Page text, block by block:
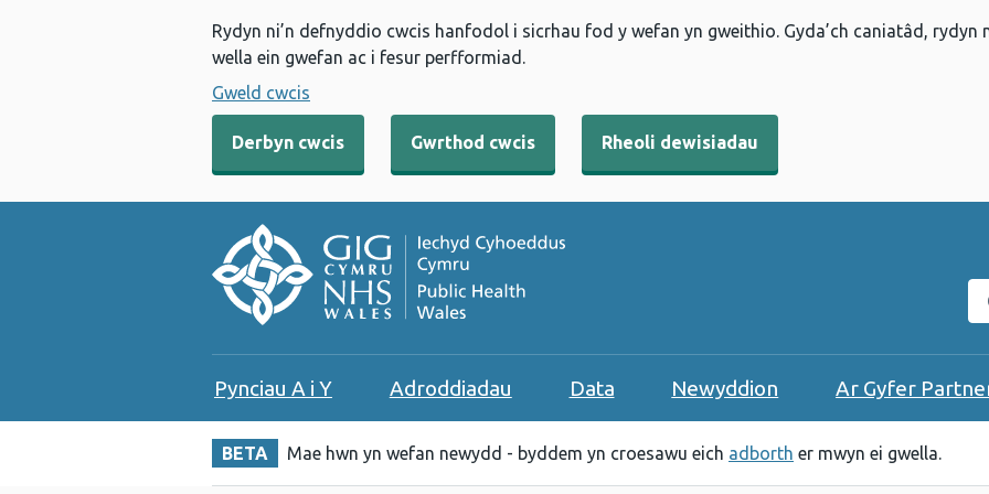
Rydyn ni’n defnyddio cwcis hanfodol i sicrhau fod y wefan yn gweithio. Gyda’ch caniatâd,
wella ein gwefan ac i fesur perfformiad.
Gweld cwcis
Derbyn cwcis Gwrthod cwcis Rheoli dewisiadau
Pynciau A i Y Adroddiadau Data Newyddion Ar Gyfer
BETA Mae hwn yn wefan newydd - byddem yn croesawu eich adborth er mwyn ei gwella.